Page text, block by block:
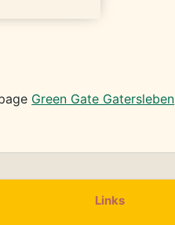
Green Gate Gatersleben
Links